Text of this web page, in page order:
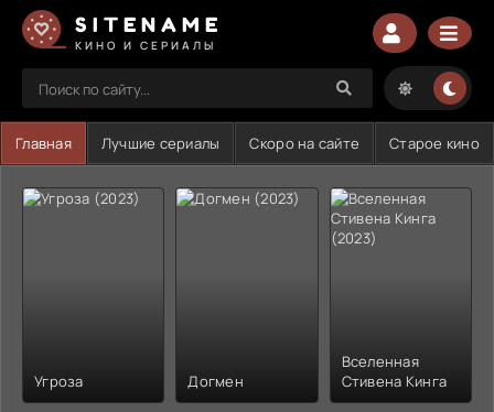
SITENAME
КИНО И СЕРИАЛЫ
Главная Лучшие сериалы Скоро на сайте Старое кино
Угроза Догмен
Вселенная
Стивена Кинга